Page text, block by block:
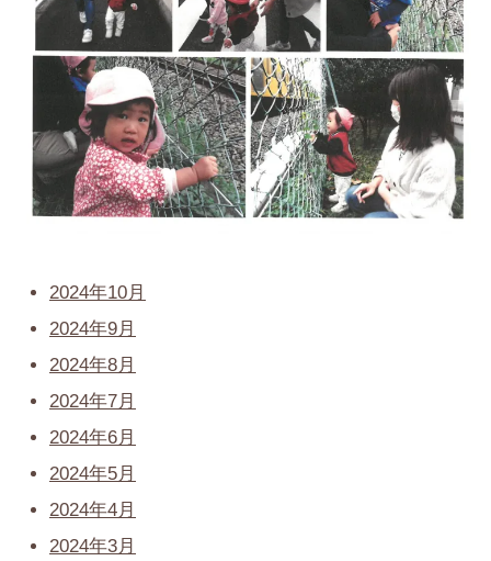
2024年10月
2024年9月
2024年8月
2024年7月
2024年6月
2024年5月
2024年4月
2024年3月